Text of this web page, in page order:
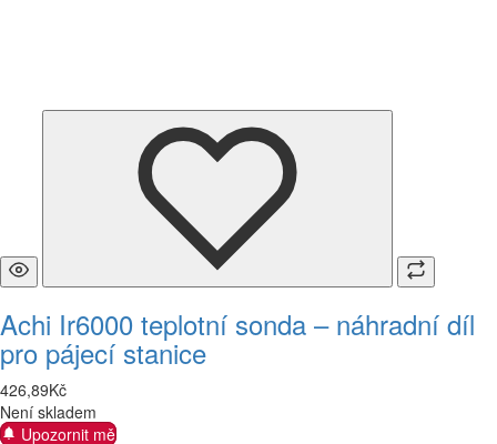
Achi Ir6000 teplotní sonda – náhradní díl
pro pájecí stanice
426,89Kč
Není skladem
Upozornit mě